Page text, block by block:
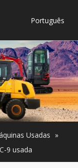
Português
Bahasa
indonesia
Türk dili
ไทย
Italiano
Deutsch
Español
Usadas »
9 usada